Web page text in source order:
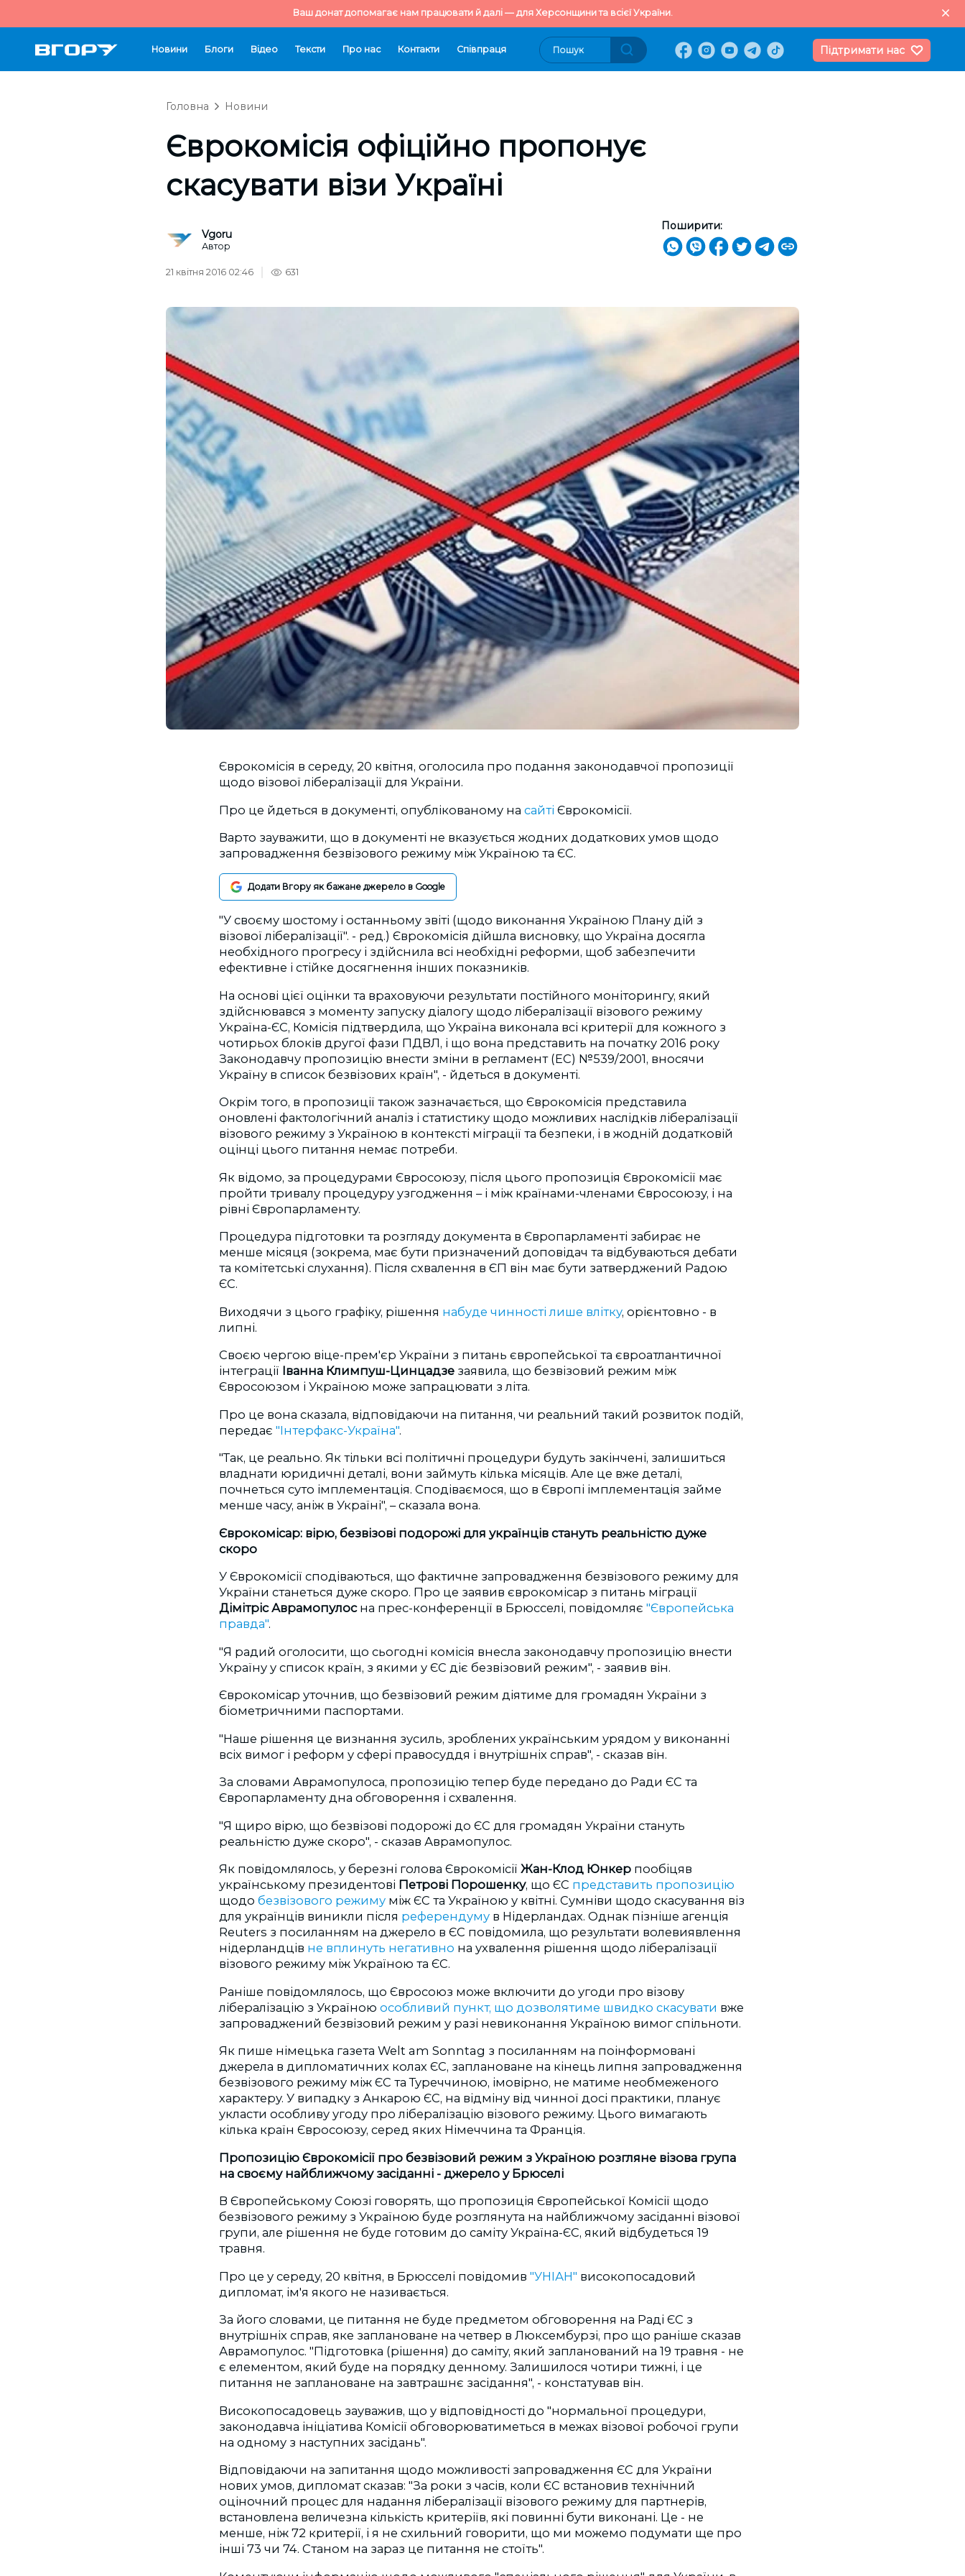
Ваш донат допомагає нам працювати й далі — для Херсонщини та всієї України.
Новини Блоги Відео Тексти Про нас Контакти Cпівпраця Підтримати нас
Головна Новини
Єврокомісія офіційно пропонує
скасувати візи Україні
Vgoru
Автор
Поширити:
21 квітня 2016 02:46 631
Єврокомісія в середу, 20 квітня, оголосила про подання законодавчої пропозиції
щодо візової лібералізації для України.
Про це йдеться в документі, опублікованому на сайті Єврокомісії.
Варто зауважити, що в документі не вказується жодних додаткових умов щодо
запровадження безвізового режиму між Україною та ЄС.
Додати Вгору як бажане джерело в Google
"У своєму шостому і останньому звіті (щодо виконання Україною Плану дій з
візової лібералізації". - ред.) Єврокомісія дійшла висновку, що Україна досягла
необхідного прогресу і здійснила всі необхідні реформи, щоб забезпечити
ефективне і стійке досягнення інших показників.
На основі цієї оцінки та враховуючи результати постійного моніторингу, який
здійснювався з моменту запуску діалогу щодо лібералізації візового режиму
Україна-ЄС, Комісія підтвердила, що Україна виконала всі критерії для кожного з
чотирьох блоків другої фази ПДВЛ, і що вона представить на початку 2016 року
Законодавчу пропозицію внести зміни в регламент (EC) №539/2001, вносячи
Україну в список безвізових країн", - йдеться в документі.
Окрім того, в пропозиції також зазначається, що Єврокомісія представила
оновлені фактологічний аналіз і статистику щодо можливих наслідків лібералізації
візового режиму з Україною в контексті міграції та безпеки, і в жодній додатковій
оцінці цього питання немає потреби.
Як відомо, за процедурами Євросоюзу, після цього пропозиція Єврокомісії має
пройти тривалу процедуру узгодження – і між країнами-членами Євросоюзу, і на
рівні Європарламенту.
Процедура підготовки та розгляду документа в Європарламенті забирає не
менше місяця (зокрема, має бути призначений доповідач та відбуваються дебати
та комітетські слухання). Після схвалення в ЄП він має бути затверджений Радою
ЄС.
Виходячи з цього графіку, рішення набуде чинності лише влітку, орієнтовно - в
липні.
Своєю чергою віце-прем'єр України з питань європейської та євроатлантичної
інтеграції Іванна Климпуш-Цинцадзе заявила, що безвізовий режим між
Євросоюзом і Україною може запрацювати з літа.
Про це вона сказала, відповідаючи на питання, чи реальний такий розвиток подій,
передає "Інтерфакс-Україна".
"Так, це реально. Як тільки всі політичні процедури будуть закінчені, залишиться
владнати юридичні деталі, вони займуть кілька місяців. Але це вже деталі,
почнеться суто імплементація. Сподіваємося, що в Європі імплементація займе
менше часу, аніж в Україні", – сказала вона.
Єврокомісар: вірю, безвізові подорожі для українців стануть реальністю дуже
скоро
У Єврокомісії сподіваються, що фактичне запровадження безвізового режиму для
України станеться дуже скоро. Про це заявив єврокомісар з питань міграції
Дімітріс Аврамопулосна прес-конференції в Брюсселі, повідомляє "Європейська
правда".
"Я радий оголосити, що сьогодні комісія внесла законодавчу пропозицію внести
Україну у список країн, з якими у ЄС діє безвізовий режим", - заявив він.
Єврокомісар уточнив, що безвізовий режим діятиме для громадян України з
біометричними паспортами.
"Наше рішення це визнання зусиль, зроблених українським урядом у виконанні
всіх вимог і реформ у сфері правосуддя і внутрішніх справ", - сказав він.
За словами Аврамопулоса, пропозицію тепер буде передано до Ради ЄС та
Європарламенту дна обговорення і схвалення.
"Я щиро вірю, що безвізові подорожі до ЄС для громадян України стануть
реальністю дуже скоро", - сказав Аврамопулос.
Як повідомлялось, у березні голова Єврокомісії Жан-Клод Юнкер пообіцяв
українському президентові Петрові Порошенку, що ЄС представить пропозицію
щодо безвізового режиму між ЄС та Україною у квітні. Сумніви щодо скасування віз
для українців виникли після референдуму в Нідерландах. Однак пізніше агенція
Reuters з посиланням на джерело в ЄС повідомила, що результати волевиявлення
нідерландців не вплинуть негативно на ухвалення рішення щодо лібералізації
візового режиму між Україною та ЄС.
Раніше повідомлялось, що Євросоюз може включити до угоди про візову
лібералізацію з Україною особливий пункт, що дозволятиме швидко скасувати вже
запроваджений безвізовий режим у разі невиконання Україною вимог спільноти.
Як пише німецька газета Welt am Sonntag з посиланням на поінформовані
джерела в дипломатичних колах ЄС, заплановане на кінець липня запровадження
безвізового режиму між ЄС та Туреччиною, імовірно, не матиме необмеженого
характеру. У випадку з Анкарою ЄС, на відміну від чинної досі практики, планує
укласти особливу угоду про лібералізацію візового режиму. Цього вимагають
кілька країн Євросоюзу, серед яких Німеччина та Франція.
Пропозицію Єврокомісії про безвізовий режим з Україною розгляне візова група
на своєму найближчому засіданні - джерело у Брюселі
В Європейському Союзі говорять, що пропозиція Європейської Комісії щодо
безвізового режиму з Україною буде розглянута на найближчому засіданні візової
групи, але рішення не буде готовим до саміту Україна-ЄС, який відбудеться 19
травня.
Про це у середу, 20 квітня, в Брюсселі повідомив "УНІАН" високопосадовий
дипломат, ім'я якого не називається.
За його словами, це питання не буде предметом обговорення на Раді ЄС з
внутрішніх справ, яке заплановане на четвер в Люксембурзі, про що раніше сказав
Аврамопулос. "Підготовка (рішення) до саміту, який запланований на 19 травня - не
є елементом, який буде на порядку денному. Залишилося чотири тижні, і це
питання не заплановане на завтрашнє засідання", - констатував він.
Високопосадовець зауважив, що у відповідності до "нормальної процедури,
законодавча ініціатива Комісії обговорюватиметься в межах візової робочої групи
на одному з наступних засідань".
Відповідаючи на запитання щодо можливості запровадження ЄС для України
нових умов, дипломат сказав: "За роки з часів, коли ЄС встановив технічний
оціночний процес для надання лібералізації візового режиму для партнерів,
встановлена величезна кількість критеріїв, які повинні бути виконані. Це - не
менше, ніж 72 критерії, і я не схильний говорити, що ми можемо подумати ще про
інші 73 чи 74. Станом на зараз це питання не стоїть".